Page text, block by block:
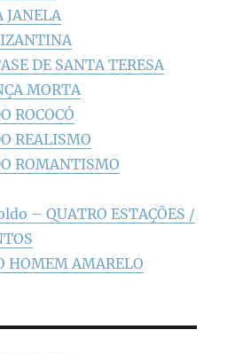
JANELA
DE SANTA TERESA
MORTA
ROCOCÓ
REALISMO
ROMANTISMO
– QUATRO ESTAÇÕES /
AMARELO